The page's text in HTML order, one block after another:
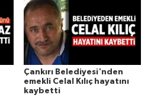
Çankırı Belediyesi'nden
emekli Celal Kılıç hayatını
kaybetti